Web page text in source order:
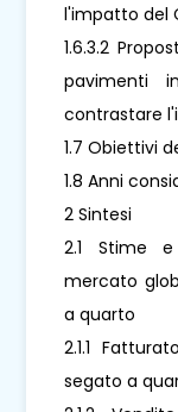
l'impatto del
1.6.3.2
pavimenti
contrastare
1.7 Obiettivi
1.8 Anni
2 Sintesi
2.1 Stime
mercato
a quarto
2.1.1
segato a